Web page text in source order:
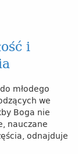
i
młodego
we
Boga nie
nauczane
odnajduje